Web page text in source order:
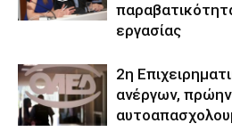
εργασίας
2η
ανέργων, πρώην